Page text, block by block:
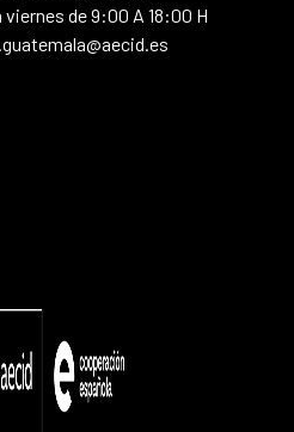
viernes de 9:00 A 18:00 H